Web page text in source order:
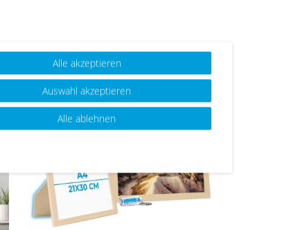
Wu
nsc
hlist
Alle akzeptieren
Auswahl akzeptieren
Alle ablehnen